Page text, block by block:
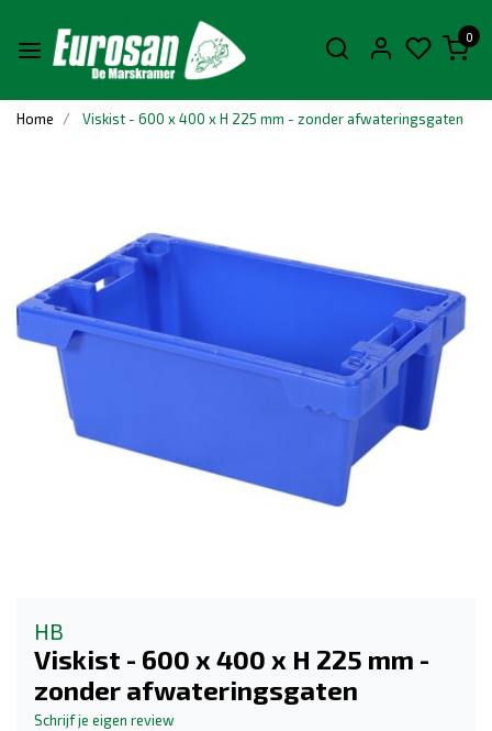
0
Home Viskist - 600 x 400 x H 225 mm - zonder afwateringsgaten
HB
Viskist - 600 x 400 x H 225 mm -
zonder afwateringsgaten
Schrijf je eigen review